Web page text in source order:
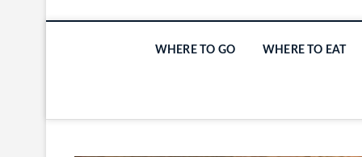
WHERE TO GO WHERE TO EAT